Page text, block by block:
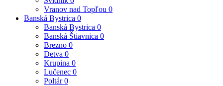
Vranov nad Topľou 0
Banská Bystrica 0
Banská Bystrica 0
Banská Štiavnica 0
Brezno 0
Detva 0
Krupina 0
Lučenec 0
Poltár0